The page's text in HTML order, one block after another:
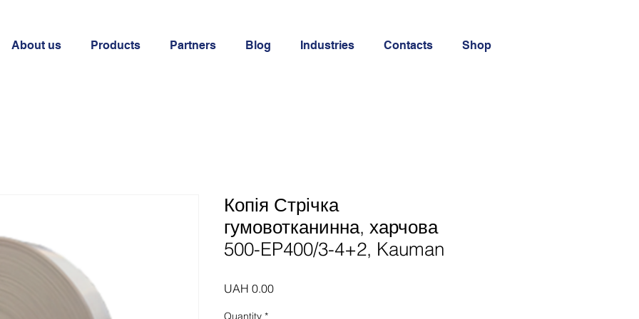
About us Products Partners Blog Industries Contacts Shop
Копія Стрічка
гумовотканинна, харчова
500-EP400/3-4+2, Kauman
UAH 0.00Price
Quantity *